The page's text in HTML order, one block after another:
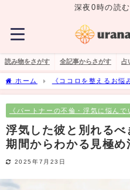
深夜0時の読
読み物をさがす 全記事からさがす 占
ホーム 《ココロを整えるお悩
み》
《パートナーの不倫・浮気
《パートナーの不倫・浮気に悩んで
浮気した彼と別れる
期間からわかる見極め
2025年7月23日